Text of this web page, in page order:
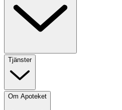
Tjänster
Om Apoteket